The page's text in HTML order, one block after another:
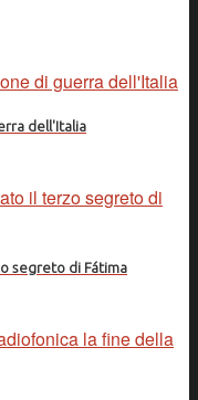
dell'Italia
segreto di Fátima